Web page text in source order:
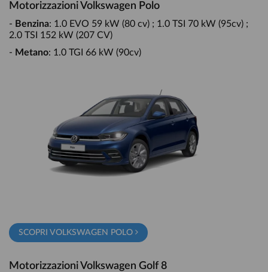
Motorizzazioni Volkswagen Polo
- Benzina: 1.0 EVO 59 kW (80 cv) ; 1.0 TSI 70 kW (95cv) ;
2.0 TSI 152 kW (207 CV)
- Metano: 1.0 TGI 66 kW (90cv)
SCOPRI VOLKSWAGEN POLO
Motorizzazioni Volkswagen Golf 8